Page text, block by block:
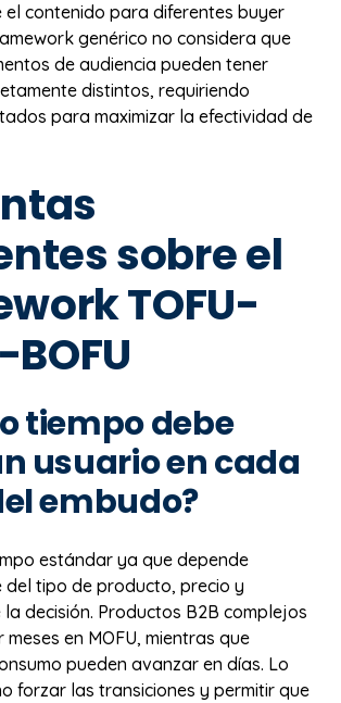
el contenido para diferentes buyer
genérico no considera que
de audiencia pueden tener
distintos, requiriendo
para maximizar la efectividad de
sobre el
TOFU-
BOFU
tiempo debe
usuario en cada
embudo?
estándar ya que depende
del tipo de producto, precio y
decisión. Productos B2B complejos
en MOFU, mientras que
pueden avanzar en días. Lo
forzar las transiciones y permitir que